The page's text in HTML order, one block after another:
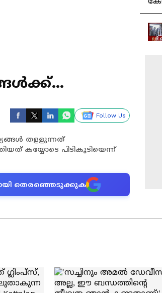
Follow Us
തളളുന്നത്
കയ്യോടെ പിടികൂടിയെന്ന്
തെരഞ്ഞെടുക്കുക